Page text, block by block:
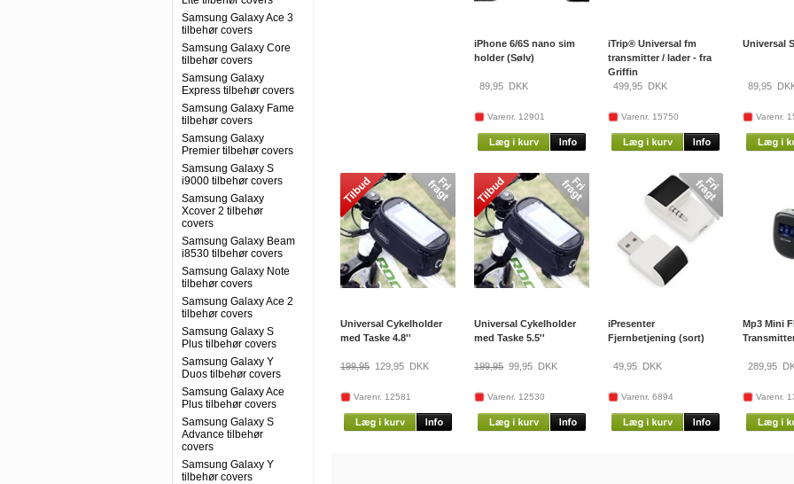
Samsung Galaxy Ace 3
tilbehør covers
Samsung Galaxy Core
tilbehør covers
Samsung Galaxy
Express tilbehør covers
Samsung Galaxy Fame
tilbehør covers
Samsung Galaxy
Premier tilbehør covers
Samsung Galaxy S
i9000 tilbehør covers
Samsung Galaxy
Xcover 2 tilbehør
covers
Samsung Galaxy Beam
i8530 tilbehør covers
Samsung Galaxy Note
tilbehør covers
Samsung Galaxy Ace 2
tilbehør covers
Samsung Galaxy S
Plus tilbehør covers
Samsung Galaxy Y
Duos tilbehør covers
Samsung Galaxy Ace
Plus tilbehør covers
Samsung Galaxy S
Advance tilbehør
covers
Samsung Galaxy Y
tilbehør covers
iPhone 6/6S nano sim
holder (Sølv)
89,95 DKK
Varenr. 12901
iTrip® Universal fm
transmitter / lader - fra
Griffin
499,95 DKK
Varenr. 15750
Universal
89,95
Varenr.
Universal Cykelholder
med Taske 4.8''
199,95 129,95 DKK
Varenr. 12581
Universal Cykelholder
med Taske 5.5''
199,95 99,95 DKK
Varenr. 12530
iPresenter
Fjernbetjening (sort)
49,95 DKK
Varenr. 6894
Mp3 Mini
289,95
Varenr.